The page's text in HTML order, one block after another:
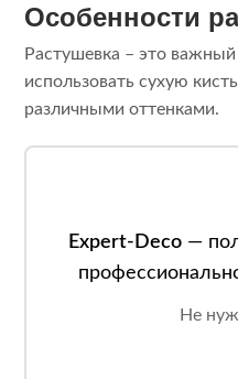
Особенности
Растушевка – это
использовать сухую
различными оттенками.
Expert-Deco —
Не